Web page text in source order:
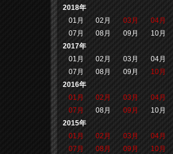
2018年
01月
02月 03月 04月
07月
08月 09月 10月
2017年
01月
02月 03月 04月
07月
08月 09月 10月
2016年
01月
02月 03月 04月
07月
08月 09月 10月
2015年
01月
02月 03月 04月
07月
08月 09月 10月